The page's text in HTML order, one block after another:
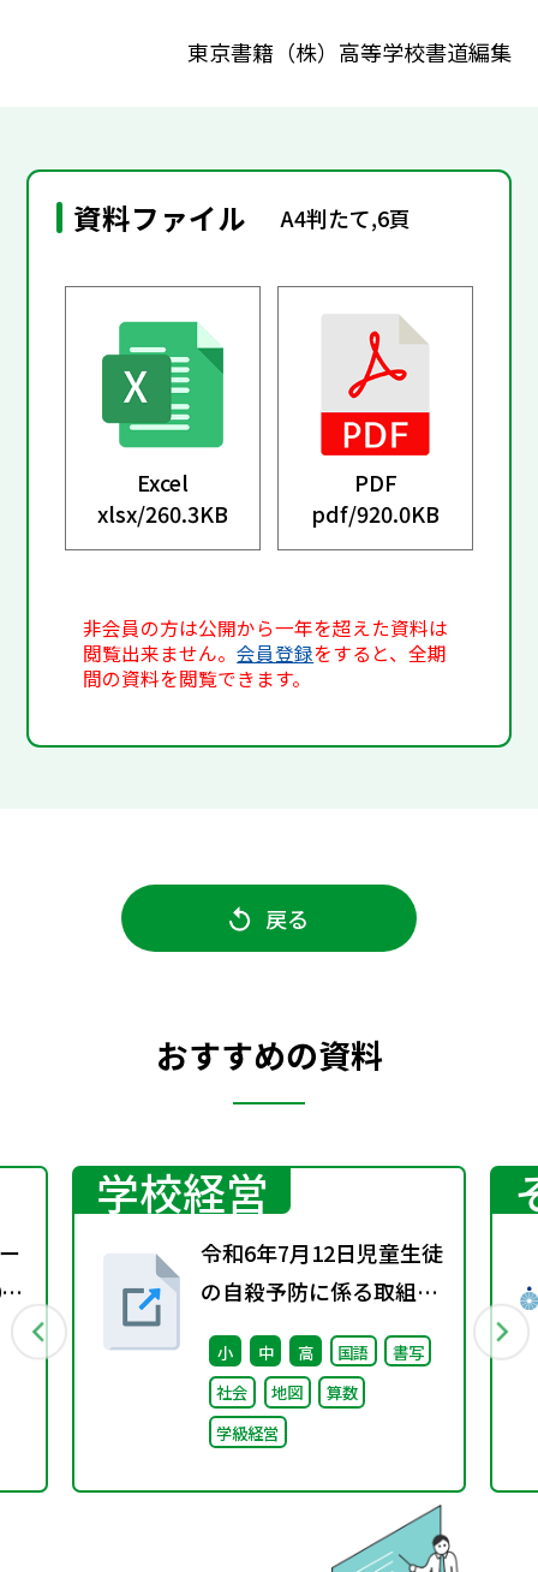
東京書籍（株）高等学校書道編集
資料ファイル A4判たて,6頁
Excel
xlsx/260.3KB
PDF
pdf/920.0KB
非会員の方は公開から一年を超えた資料は
閲覧出来ません。会員登録をすると、全期
間の資料を閲覧できます。
戻る
おすすめの資料
学校経営
令和6年7月12日児童生徒
の自殺予防に係る取組に
ついて（通知）
小 中 高 国語
書写
社会
地図
算数
学級経営